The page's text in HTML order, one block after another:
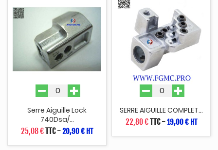
Serre Aiguille Lock
740Dsa/...
25,08 €TTC-20,90 € HT
SERRE AIGUILLE COMPLET...
22,80 €TTC-19,00 € HT